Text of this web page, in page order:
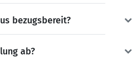
bezugsbereit?
ab?